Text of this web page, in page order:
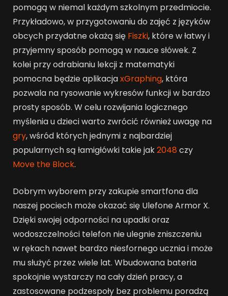
pomogą w niemal każdym szkolnym przedmiocie.
Przykładowo, w przygotowaniu do zajęć z języków
obcych przydatne okażą się Fiszki, które w łatwy i
przyjemny sposób pomogą w nauce słówek. Z
kolei przy odrabianiu lekcji z matematyki
pomocna będzie aplikacjaxGraphing, która
pozwala na rysowanie wykresów funkcji w bardzo
prosty sposób. W celu rozwijania logicznego
myślenia u dzieci warto zwrócić również uwagę na
gry, wśród których jednymi z najbardziej
popularnych są łamigłówki takie jak2048 czy
Move the Block.
Dobrym wyborem przy zakupie smartfona dla
naszej pociech może okazać się Ulefone Armor X.
Dzięki swojej odporności na upadki oraz
wodoszczelności telefon nie ulegnie zniszczeniu
w rękach nawet bardzo niesfornego ucznia i może
mu służyć przez wiele lat. Wbudowana bateria
spokojnie wystarczy na cały dzień pracy, a
zastosowane podzespoły bez problemu poradzą